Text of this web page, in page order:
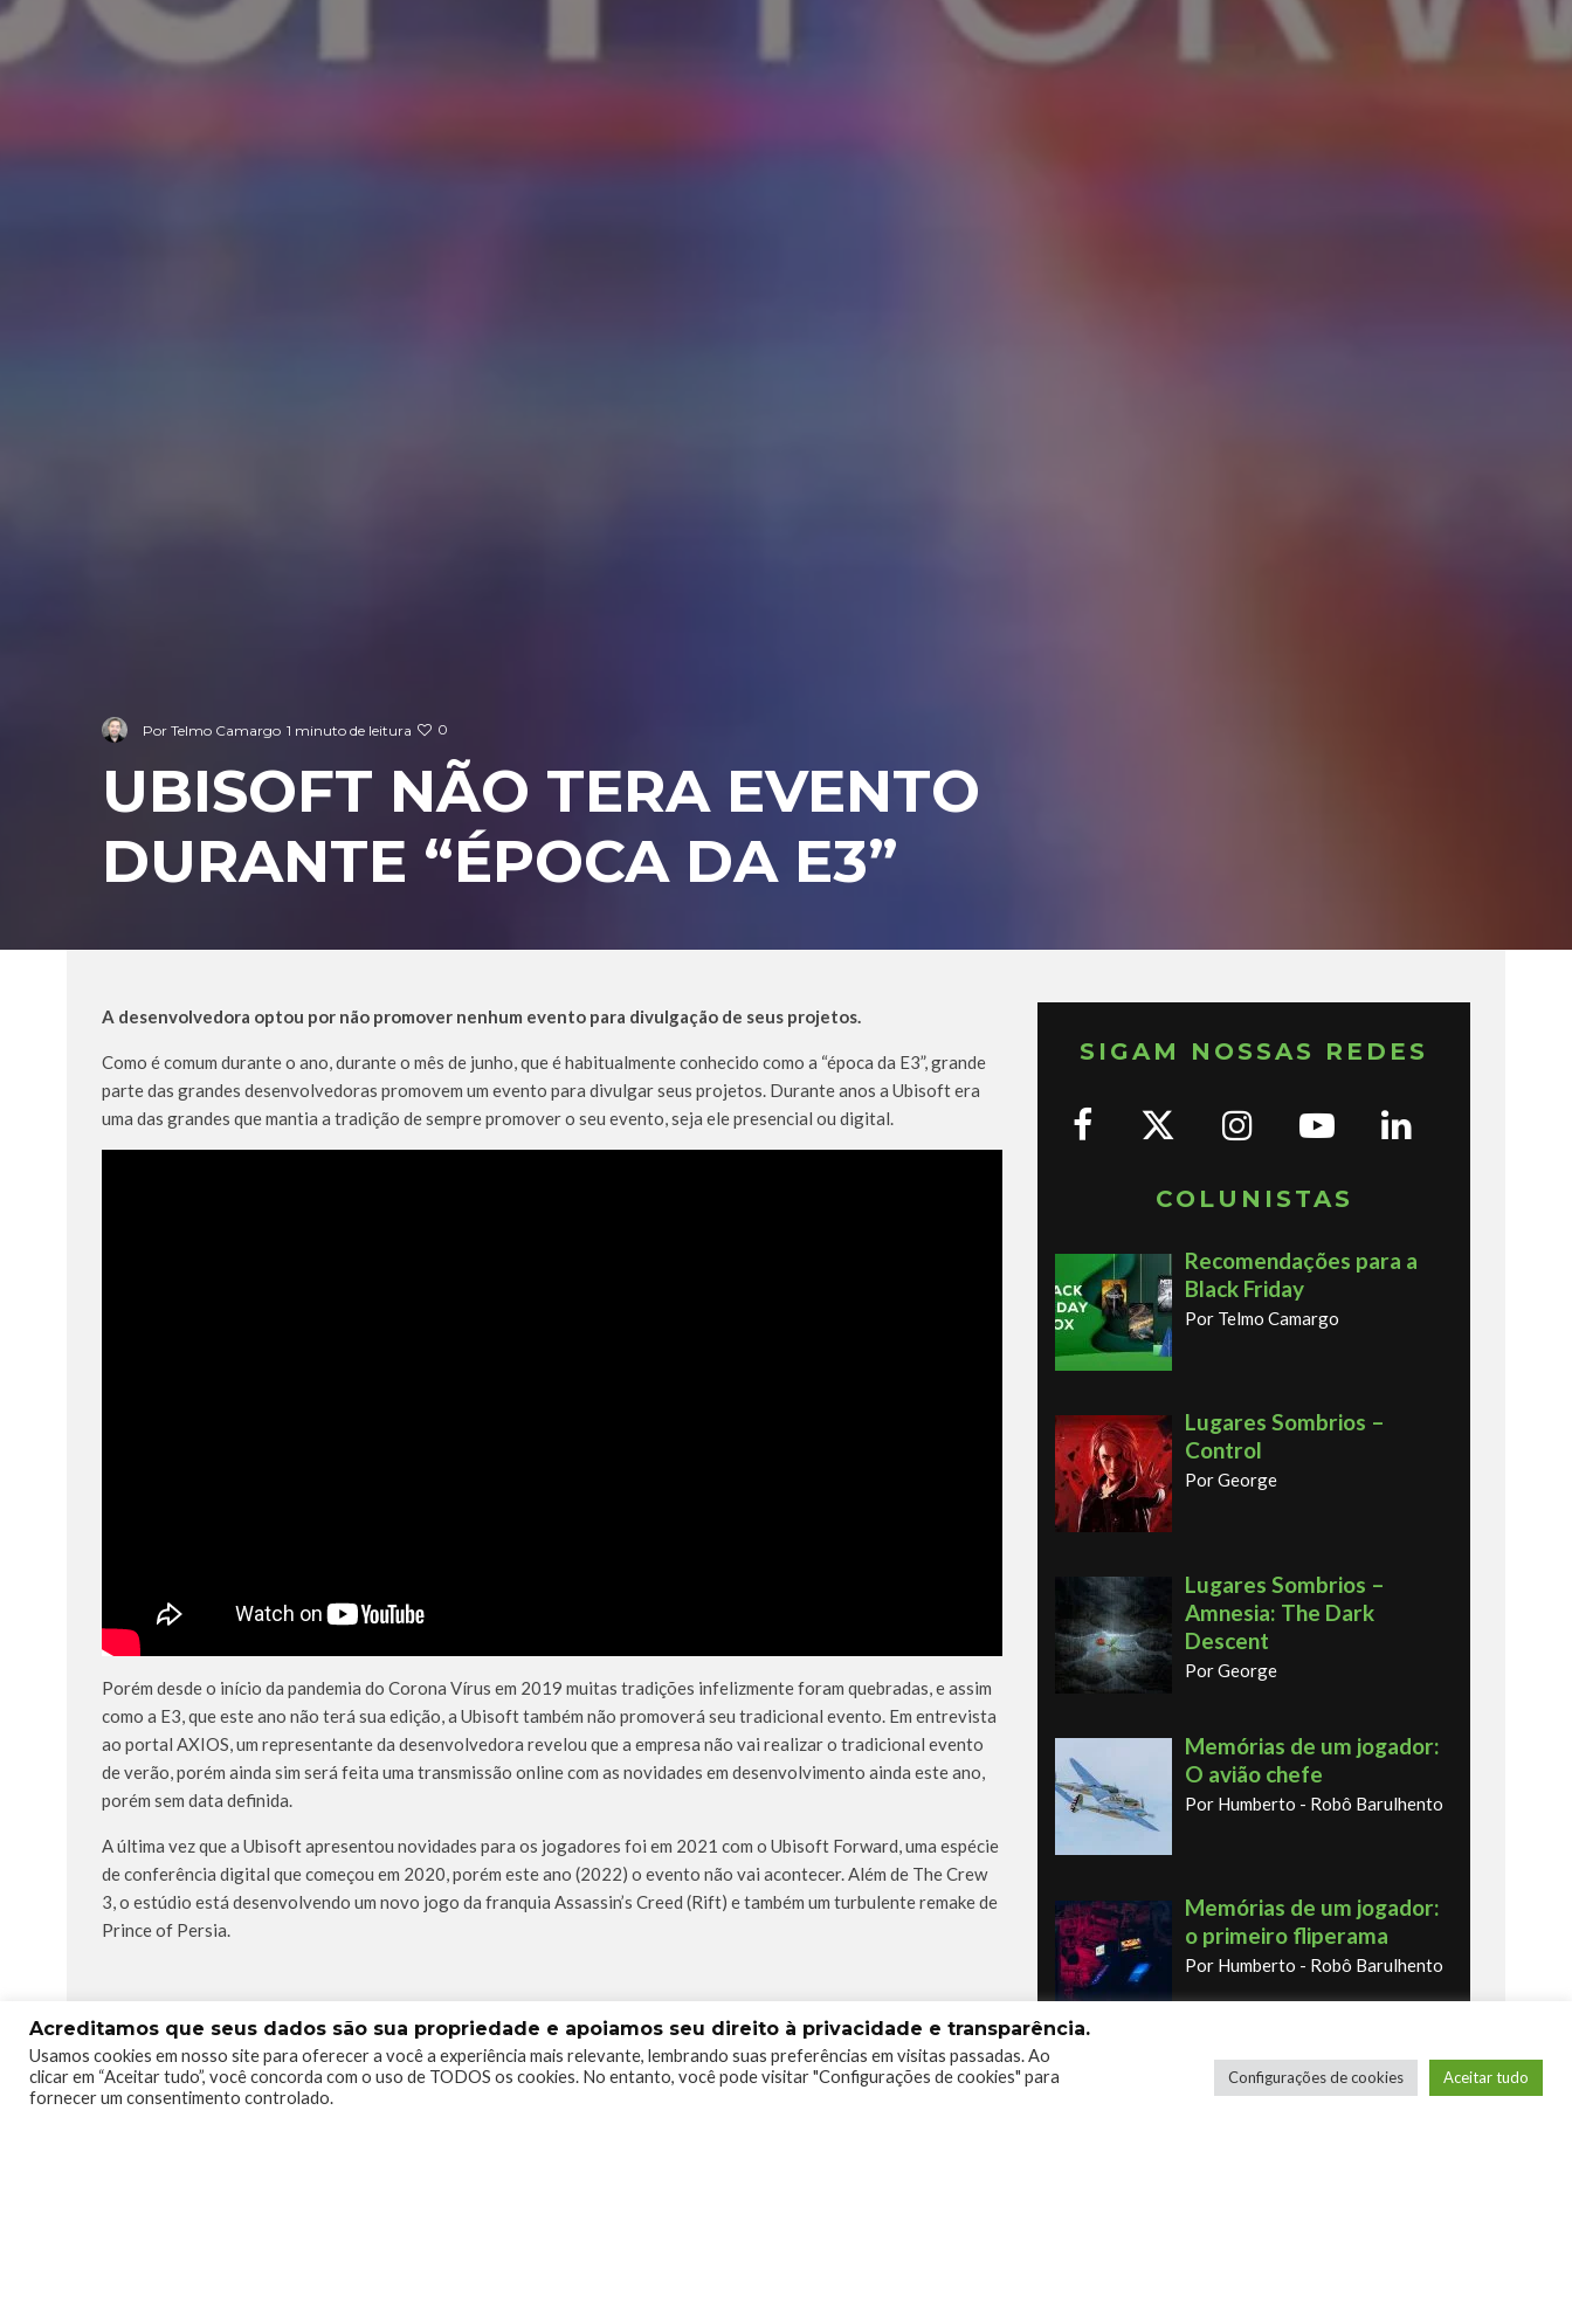
Por Telmo Camargo 1 minuto de leitura 0
UBISOFT NÃO TERA EVENTO
DURANTE “ÉPOCA DA E3”
A desenvolvedora optou por não promover nenhum evento para divulgação de seus projetos.
Como é comum durante o ano, durante o mês de junho, que é habitualmente conhecido como a “época da E3”, grande
parte das grandes desenvolvedoras promovem um evento para divulgar seus projetos. Durante anos a Ubisoft era
uma das grandes que mantia a tradição de sempre promover o seu evento, seja ele presencial ou digital.
Porém desde o início da pandemia do Corona Vírus em 2019 muitas tradições infelizmente foram quebradas, e assim
como a E3, que este ano não terá sua edição, a Ubisoft também não promoverá seu tradicional evento. Em entrevista
ao portal AXIOS, um representante da desenvolvedora revelou que a empresa não vai realizar o tradicional evento
de verão, porém ainda sim será feita uma transmissão online com as novidades em desenvolvimento ainda este ano,
porém sem data definida.
A última vez que a Ubisoft apresentou novidades para os jogadores foi em 2021 com o Ubisoft Forward, uma espécie
de conferência digital que começou em 2020, porém este ano (2022) o evento não vai acontecer. Além de The Crew
3, o estúdio está desenvolvendo um novo jogo da franquia Assassin’s Creed (Rift) e também um turbulente remake de
Prince of Persia.
TAGS E3 UBISOFTFORWARD
SIGAM NOSSAS REDES
COLUNISTAS
Recomendações para a
Black Friday
Por Telmo Camargo
Lugares Sombrios –
Control
Por George
Lugares Sombrios –
Amnesia: The Dark
Descent
Por George
Memórias de um jogador:
O avião chefe
Por Humberto - Robô Barulhento
Memórias de um jogador:
o primeiro fliperama
Por Humberto - Robô Barulhento
Os novos Retrôs – Xbox
360 & Ps3
Acreditamos que seus dados são sua propriedade e apoiamos seu direito à privacidade e transparência.
Usamos cookies em nosso site para oferecer a você a experiência mais relevante, lembrando suas preferências em visitas passadas. Ao
clicar em “Aceitar tudo”, você concorda com o uso de TODOS os cookies. No entanto, você pode visitar "Configurações de cookies" para
fornecer um consentimento controlado.
Configurações de cookies Aceitar tudo